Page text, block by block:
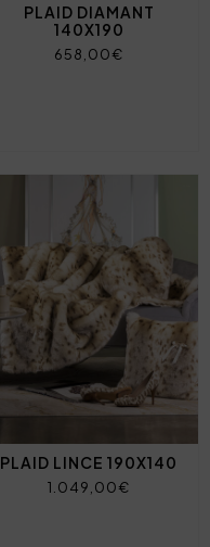
PLAID DIAMANT
140X190
658,00€
PLAID LINCE 190X140
1.049,00€